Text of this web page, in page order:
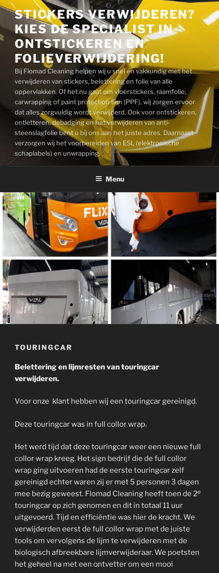
Naar
inhoud
springen
STICKERS VERWIJDEREN?
KIES DE SPECIALIST IN
ONTSTICKEREN EN
FOLIEVERWIJDERING!
Bij Flomad Cleaning helpen wij u snel en vakkundig met het
verwijderen van stickers, belettering en folie van alle
oppervlakken. Of het nu gaat om vloerstickers, raamfolie,
carwrapping of paint protection film (PPF), wij zorgen ervoor
dat alles zorgvuldig wordt verwijderd. Ook voor ontstickeren,
ontletteren, debadging en het verwijderen van anti-
steenslagfolie bent u bij ons aan het juiste adres. Daarnaast
verzorgen wij het voorbereiden van ESL (elektronische
schaplabels) en unwrapping.
Menu
TOURINGCAR
Belettering en lijmresten van touringcar
verwijderen.
Voor onze klant hebben wij een touringcar gereinigd.
Deze touringcar was in full collor wrap.
Het werd tijd dat deze touringcar weer een nieuwe full
collor wrap kreeg. Het sign bedrijf die de full collor
wrap ging uitvoeren had de eerste touringcar zelf
gereinigd echter waren zij er met 5 personen 3 dagen
mee bezig geweest. Flomad Cleaning heeft toen de 2e
touringcar op zich genomen en dit in totaal 11 uur
uitgevoerd. Tijd en efficiëntie was hier de kracht. We
verwijderden eerst de full collor wrap met de juiste
tools om vervolgens de lijm te verwijderen met de
biologisch afbreekbare lijmverwijderaar. We poetsten
het geheel na met een ontvetter om een mooi